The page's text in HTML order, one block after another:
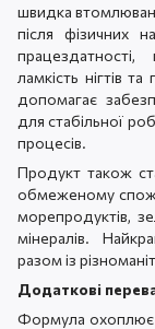
швидка
після фізичних
працездатності,
ламкість нігтів
допомагає
для стабільної
процесів.
Продукт також
обмеженому
морепродуктів,
мінералів.
разом із
Додаткові
Формула охоплює